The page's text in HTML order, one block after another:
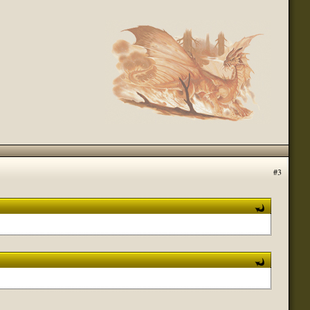
(05 октября 2022 - 04:52 )
(17 августа 2022 - 07:46 )
(12 августа 2022 - 08:16 )
(12 августа 2022 - 04:55 )
спецов далеко, просто думал помочь,
(12 августа 2022 - 02:02 )
(12 августа 2022 - 02:00 )
(12 августа 2022 - 11:11 )
кому то из переводчиков, хотя бы на
(11 августа 2022 - 07:46 )
(11 августа 2022 - 07:46 )
(10 августа 2022 - 08:07 )
(20 июля 2022 - 11:46 )
в продажу. На счёт IRC улыбнуло, сейчас
заглохло и стоит на месте. 9 августа уже не за горами
#3